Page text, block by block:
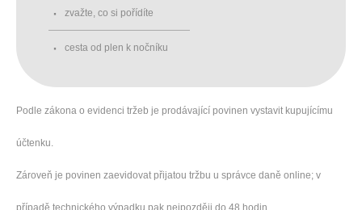
zvažte, co si pořídíte
cesta od plen k nočníku
Podle zákona o evidenci tržeb je prodávající povinen vystavit kupujícímu
účtenku.
Zároveň je povinen zaevidovat přijatou tržbu u správce daně online; v